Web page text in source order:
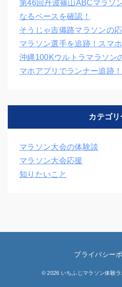
第46回丹波篠山ABCマラソ
なるペースを確認！
そうじゃ吉備路マラソンの
マラソン選手を追跡！スマ
沖縄100Kウルトラマラソン
マホアプリでランナー追跡！
カテゴリ
マラソン大会の体験談
マラソン大会応援
知りたいこと
プライバシー
© 2026 いちふじマラソン体験